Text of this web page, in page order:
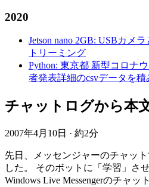
2020
Jetson nano 2GB: USBカメ
トリーミング
Python: 東京都 新型コロナ
者発表詳細のcsvデータを
チャットログから本
2007年4月10日 · 約2分
先日、メッセンジャーのチャッ
した。 そのボットに「学習」さ
Windows Live Messengerのチャッ